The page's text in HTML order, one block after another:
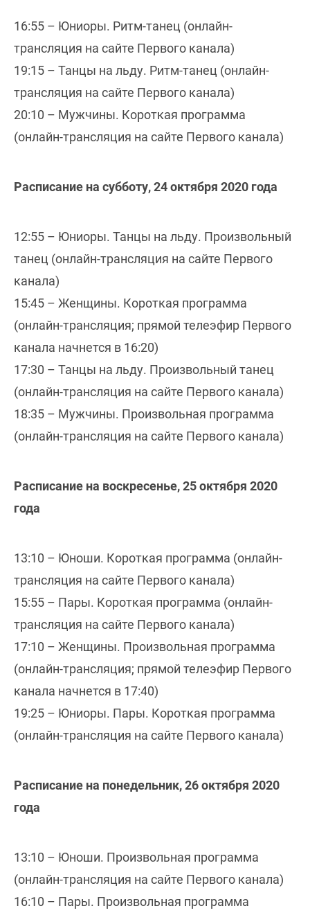
16:55 – Юниоры. Ритм-танец (онлайн-
трансляция на сайте Первого канала)
19:15 – Танцы на льду. Ритм-танец (онлайн-
трансляция на сайте Первого канала)
20:10 – Мужчины. Короткая программа
(онлайн-трансляция на сайте Первого канала)
Расписание на субботу, 24 октября 2020 года
12:55 – Юниоры. Танцы на льду. Произвольный
танец (онлайн-трансляция на сайте Первого
канала)
15:45 – Женщины. Короткая программа
(онлайн-трансляция; прямой телеэфир Первого
канала начнется в 16:20)
17:30 – Танцы на льду. Произвольный танец
(онлайн-трансляция на сайте Первого канала)
18:35 – Мужчины. Произвольная программа
(онлайн-трансляция на сайте Первого канала)
Расписание на воскресенье, 25 октября 2020
года
13:10 – Юноши. Короткая программа (онлайн-
трансляция на сайте Первого канала)
15:55 – Пары. Короткая программа (онлайн-
трансляция на сайте Первого канала)
17:10 – Женщины. Произвольная программа
(онлайн-трансляция; прямой телеэфир Первого
канала начнется в 17:40)
19:25 – Юниоры. Пары. Короткая программа
(онлайн-трансляция на сайте Первого канала)
Расписание на понедельник, 26 октября 2020
года
13:10 – Юноши. Произвольная программа
(онлайн-трансляция на сайте Первого канала)
16:10 – Пары. Произвольная программа